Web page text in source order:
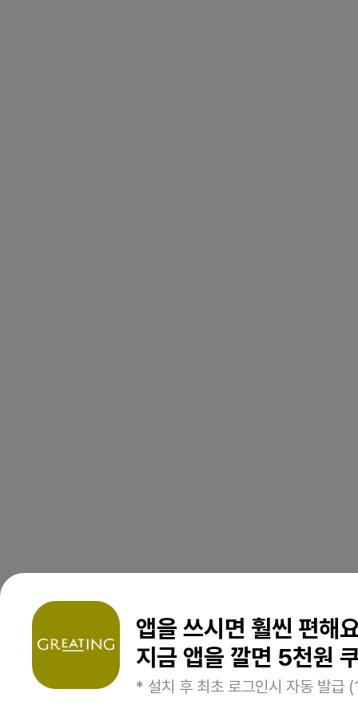
앱을 쓰시면 훨씬 편해
지금 앱을 깔면 5천원
* 설치 후 최초 로그인시 자동 발급